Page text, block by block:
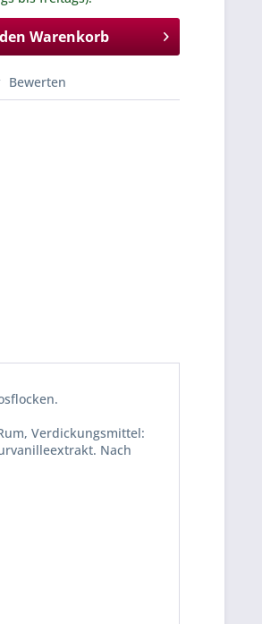
Warenkorb
Bewerten
Verdickungsmittel:
Nach